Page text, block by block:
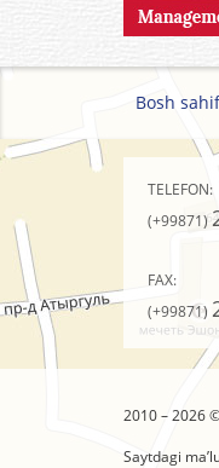
Bosh
TELEFON:
(+99871)
FAX:
(+99871)
2010 – 2026
Saytdagi